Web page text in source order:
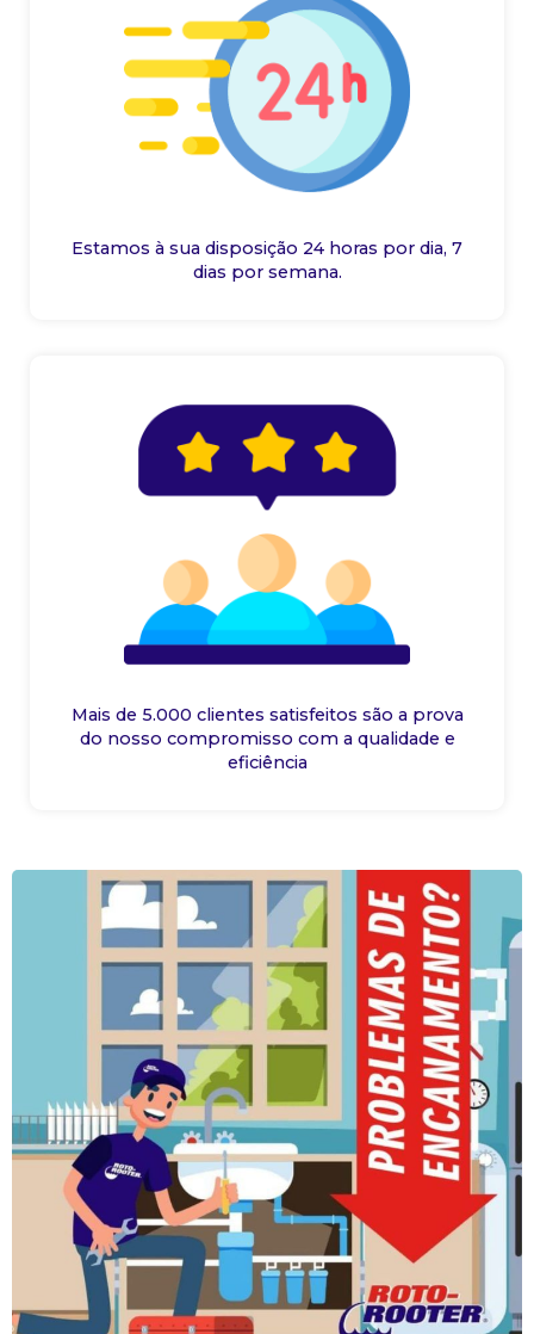
Estamos à sua disposição 24 horas por dia, 7
dias por semana.
Mais de 5.000 clientes satisfeitos são a prova
do nosso compromisso com a qualidade e
eficiência